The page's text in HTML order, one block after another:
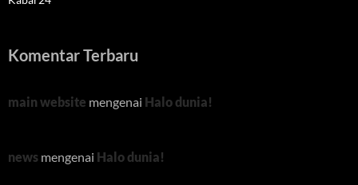
Komentar Terbaru
main website mengenai Halo dunia!
news mengenai Halo dunia!